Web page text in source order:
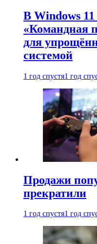
В Windows
«Командная
для
системой
1 год спустя1 год
Продажи
прекратили
1 год спустя1 год